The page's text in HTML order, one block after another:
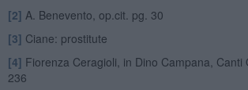
[2] A. Benevento, op.cit. pg. 30
[3] Ciane: prostitute
[4] Fiorenza Ceragioli, in Dino Campana, Canti
236